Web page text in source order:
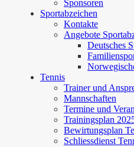
Sponsoren
Sportabzeichen
Kontakte
Angebote
Deutsches
Tennis
Trainer und
Mannschaften
Termine und
Trainingsplan
Bewirtungsplan
Schliessdienst